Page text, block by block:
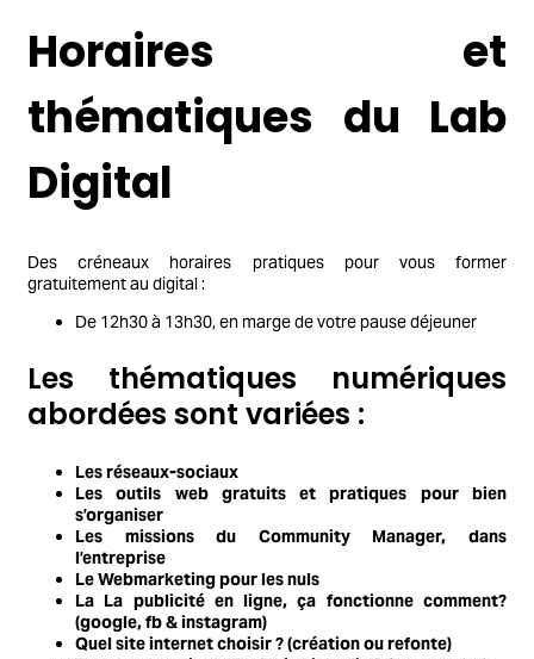
Horaires et
thématiques du Lab
Digital
Des créneaux horaires pratiques pour vous former
gratuitement au digital :
De 12h30 à 13h30, en marge de votre pause déjeuner
Les thématiques numériques
abordées sont variées :
Les réseaux-sociaux
Les outils web gratuits et pratiques pour bien
s’organiser
Les missions du Community Manager, dans
l’entreprise
Le Webmarketing pour les nuls
La La publicité en ligne, ça fonctionne comment?
(google, fb & instagram)
Quel site internet choisir ? (création ou refonte)